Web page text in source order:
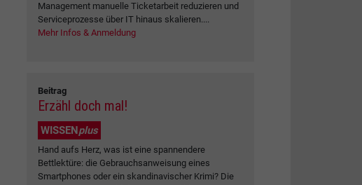
Management manuelle Ticketarbeit reduzieren und
Serviceprozesse über IT hinaus skalieren....
Mehr Infos & Anmeldung
Beitrag
Erzähl doch mal!
WISSENplus
Hand aufs Herz, was ist eine spannendere
Bettlektüre: die Gebrauchsanweisung eines
Smartphones oder ein skandinavischer Krimi? Die